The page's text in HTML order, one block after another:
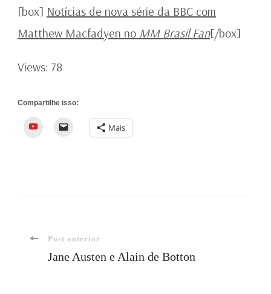
[box] Notícias de nova série da BBC com
Matthew Macfadyen no MM Brasil Fan[/box]
Views: 78
Compartilhe isso:
YouTube Mais
Navegação
Post anterior
Jane Austen e Alain de Botton